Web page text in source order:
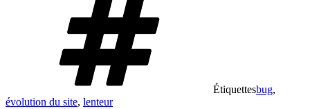
Étiquettesbug,
évolution du site, lenteur